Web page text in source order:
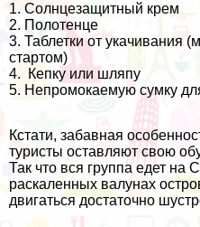
1. Солнцезащитный крем
2. Полотенце
3. Таблетки от укачивания
стартом)
4. Кепку или шляпу
5. Непромокаемую сумку
Кстати, забавная
туристы оставляют свою
Так что вся группа едет
раскаленных валунах
двигаться достаточно